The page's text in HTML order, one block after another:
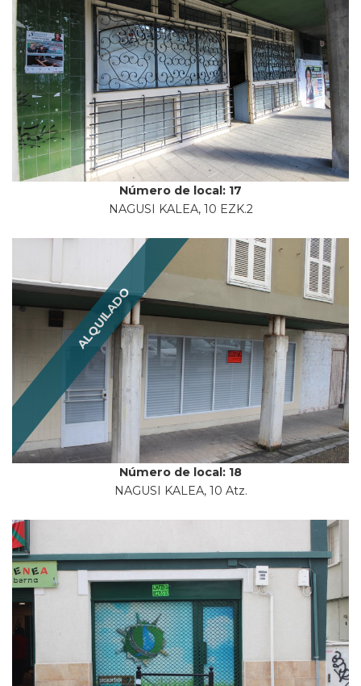
Número de local: 17
NAGUSI KALEA, 10 EZK.2
ALQUILADO
Número de local: 18
NAGUSI KALEA, 10 Atz.